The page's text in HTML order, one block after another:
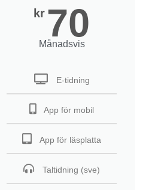
kr 70
Månadsvis
E-tidning
App för mobil
App för läsplatta
Taltidning (sve)